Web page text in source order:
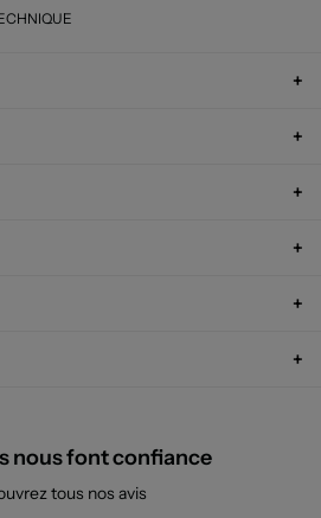
nous font confiance
tous nos avis